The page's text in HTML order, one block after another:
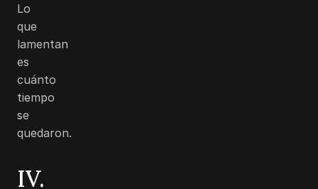
Lo
que
lamentan
es
cuánto
tiempo
se
quedaron.
IV.